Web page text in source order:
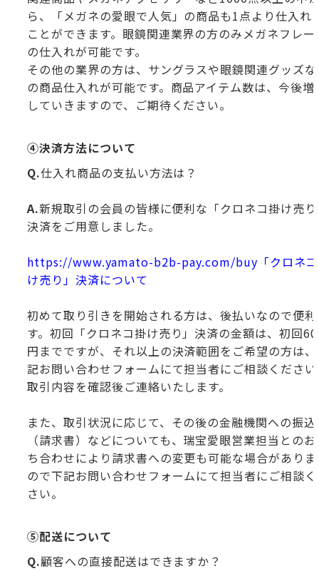
ら、「メガネの愛眼で人気」の商品も1点より仕入れ
ことができます。眼鏡関連業界の方のみメガネフレー
の仕入れが可能です。
その他の業界の方は、サングラスや眼鏡関連グッズ
の商品仕入れが可能です。商品アイテム数は、今後増
していきますので、ご期待ください。
④決済方法について
Q.仕入れ商品の支払い方法は？
A.新規取引の会員の皆様に便利な「クロネコ掛け売
決済をご用意しました。
https://www.yamato-b2b-pay.com/buy「クロネ
け売り」決済について
初めて取り引きを開始される方は、後払いなので便
す。初回「クロネコ掛け売り」決済の金額は、初回
円までですが、それ以上の決済範囲をご希望の方は
記お問い合わせフォームにて担当者にご相談くださ
取引内容を確認後ご連絡いたします。
また、取引状況に応じて、その後の金融機関への振込
（請求書）などについても、瑞宝愛眼営業担当との
ち合わせにより請求書への変更も可能な場合があり
ので下記お問い合わせフォームにて担当者にご相談
さい。
⑤配送について
Q.顧客への直接配送はできますか？